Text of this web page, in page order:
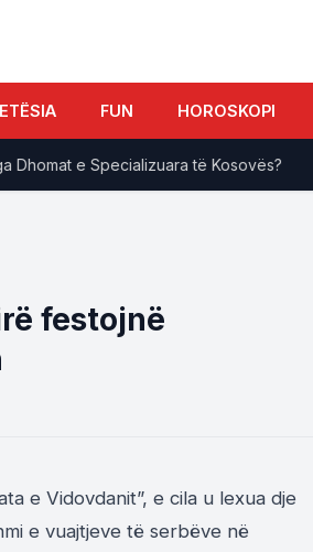
FUN HOROSKOPI
e Specializuara të Kosovës?
festojnë
e Vidovdanit”, e cila u lexua dje
e vuajtjeve të serbëve në